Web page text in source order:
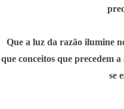
Que a luz da razão ilumine
que conceitos que precedem
se